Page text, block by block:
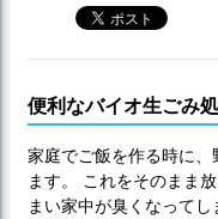
便利なバイオ生ごみ
家庭でご飯を作る時に
ます。 これをそのまま
まい家中が臭くなって